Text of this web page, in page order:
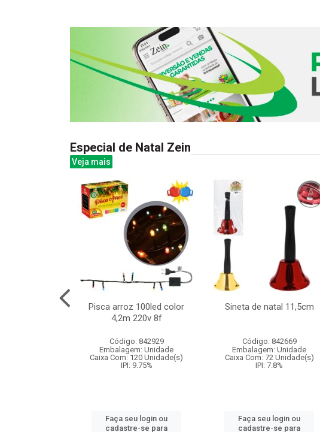
Especial de Natal Zein
Veja mais
Pisca arroz 100led color
4,2m 220v 8f
Código: 842929
Embalagem: Unidade
Caixa Com: 120 Unidade(s)
IPI: 9.75%
Faça seu login ou
cadastre-se para
Sineta de natal 11,5cm
Código: 842669
Embalagem: Unidade
Caixa Com: 72 Unidade(s)
IPI: 7.8%
Faça seu login ou
cadastre-se para